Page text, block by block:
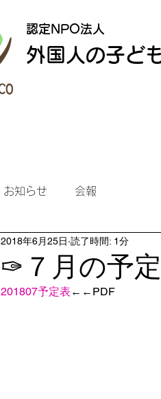
認定NPO法人
外国人の子ど
お知らせ 会報
✑７月の予
2018年6月25日 読了時間: 1分
201807予定表 ←←PDF